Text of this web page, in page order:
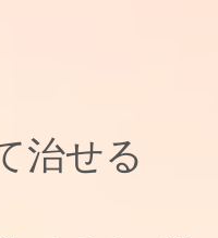
治せる